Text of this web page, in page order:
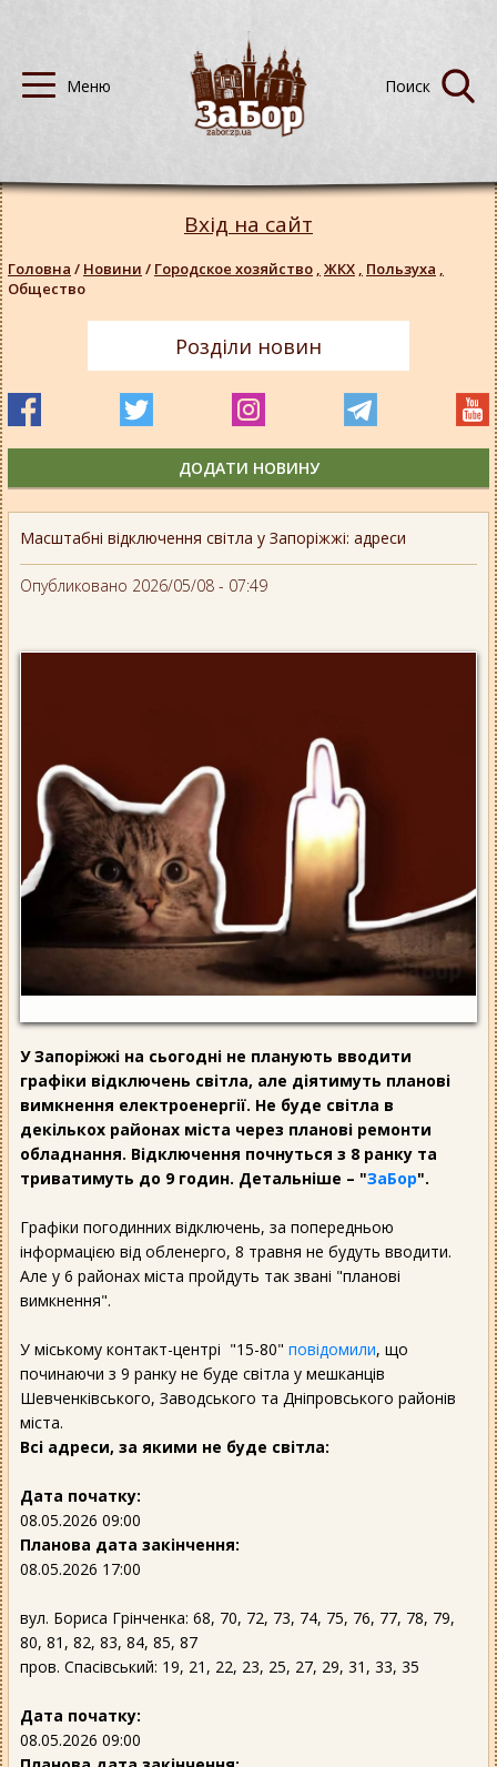
Масштабні відключення світла у Запоріжжі: адреси
Опубликовано 2026/05/08 - 07:49
У Запоріжжі на сьогодні не планують вводити
графіки відключень світла, але діятимуть планові
вимкнення електроенергії. Не буде світла в
декількох районах міста через планові ремонти
обладнання. Відключення почнуться з 8 ранку та
триватимуть до 9 годин. Детальніше – "ЗаБор".
Графіки погодинних відключень, за попередньою
інформацією від обленерго, 8 травня не будуть вводити.
Але у 6 районах міста пройдуть так звані "планові
вимкнення".
У міському контакт-центрі "15-80" повідомили, що
починаючи з 9 ранку не буде світла у мешканців
Шевченківського, Заводського та Дніпровського районів
міста.
Всі адреси, за якими не буде світла:
Дата початку:
08.05.2026 09:00
Планова дата закінчення:
08.05.2026 17:00
вул. Бориса Грінченка: 68, 70, 72, 73, 74, 75, 76, 77, 78, 79,
80, 81, 82, 83, 84, 85, 87
пров. Спасівський: 19, 21, 22, 23, 25, 27, 29, 31, 33, 35
Дата початку:
08.05.2026 09:00
Вхід на сайт
Головна / Новини / Городское хозяйство , ЖКХ , Пользуха ,
Общество
Розділи новин
ДОДАТИ НОВИНУ